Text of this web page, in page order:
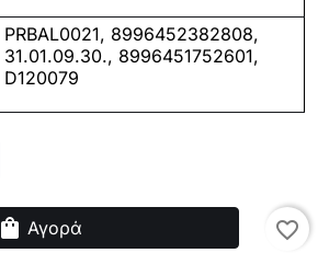
PRBAL0021, 8996452382808,
31.01.09.30., 8996451752601,
D120079
shopping_bag Αγορά favorite_border